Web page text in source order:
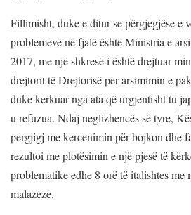
Fillimisht, duke e ditur se përgjegjëse e
problemeve në fjalë është Ministria e
2017, me një shkresë i është drejtuar
drejtorit të Drejtorisë për arsimimin e
duke kerkuar nga ata që urgjentisht tu
u refuzua. Ndaj neglizhencës së tyre,
pergjigj me kercenimin për bojkon dhe
rezultoi me plotësimin e një pjesë të
problematike edhe 8 orë të italishtes me
malazeze.